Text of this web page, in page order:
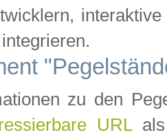
zu den
URLals